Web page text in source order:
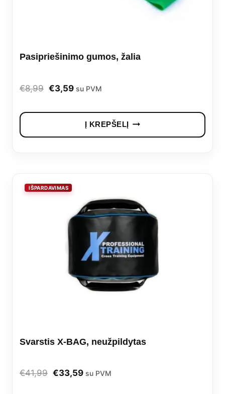
Pasipriešinimo gumos, žalia
€8,99 Original
€8,99.
€3,59Current
€3,59.
su PVM
Į KREPŠELĮ
Svarstis X-BAG, neužpildytas
€41,99 Original
€33,59Current
su PVM